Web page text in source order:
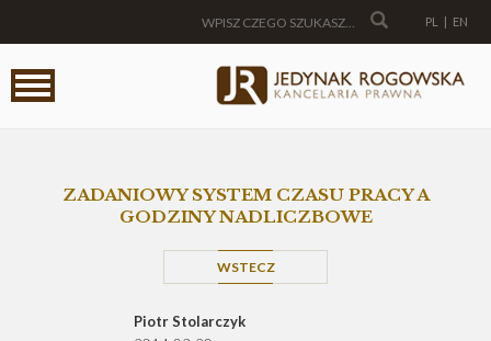
PL | EN
ZADANIOWY SYSTEM CZASU PRACY A
GODZINY NADLICZBOWE
WSTECZ
Piotr Stolarczyk